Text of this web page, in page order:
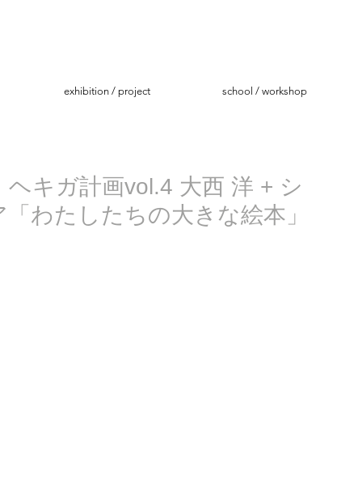
exhibition / project school / workshop
キガ計画vol.4 大西 洋 + シ
わたしたちの大きな絵本」